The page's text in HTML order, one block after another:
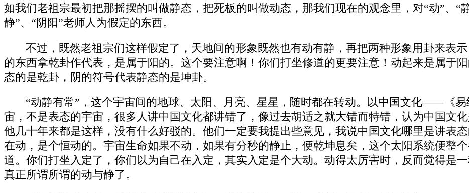
如我们老祖宗最初把那摇摆的叫做静态，把死板的叫做动态，那我们现在的观念里，对“动”、“
静”、“阴阳”老师人为假定的东西。
不过，既然老祖宗们这样假定了，天地间的形象既然也有动有静，再把两种形象用卦来表
的东西拿乾卦作代表，是属于阳的。这个要注意啊！你们打坐修道的更要注意！动起来是属于
态的是乾卦，阴的符号代表静态的是坤卦。
“动静有常”，这个宇宙间的地球、太阳、月亮、星星，随时都在转动。以中国文化——《
宙，不是表态的宇宙，很多人讲中国文化都讲错了，像过去胡适之就大错而特错，认为中国文
他几十年来都是这样，没有什么好驳的。他们一定要我提出些意见，我说中国文化哪里是讲表
在动，是个恒动的。宇宙生命如果不动，如果有分秒的静止，便乾坤息矣，这个太阳系统便整
道。你们打坐入定了，你们以为自己在入定，其实入定是个大动。动得太厉害时，反而觉得是
真正所谓所谓的动与静了。